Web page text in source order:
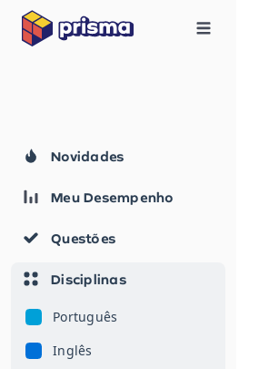
Novidades
Meu Desempenho
Questões
Disciplinas
Português
Inglês